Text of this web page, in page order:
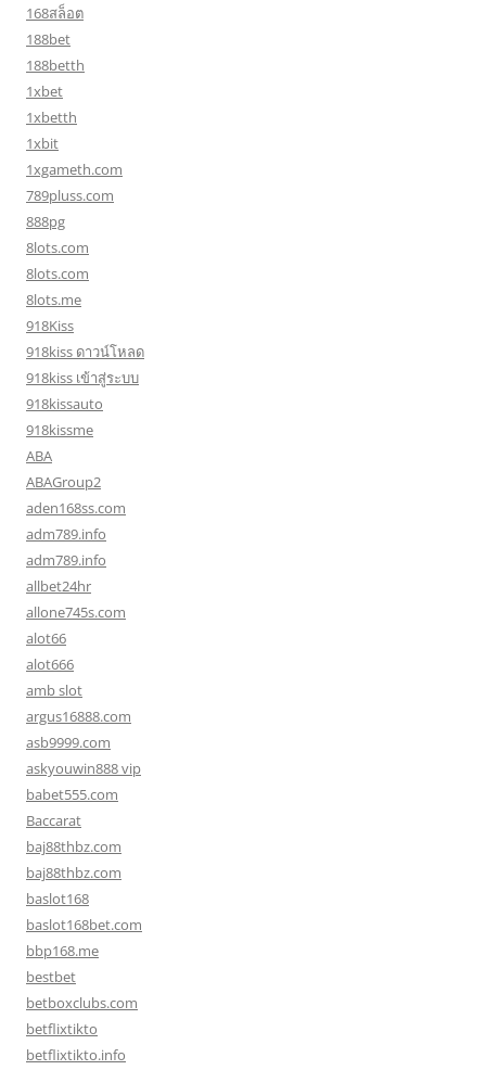
168สล็อต
188bet
188betth
1xbet
1xbetth
1xbit
1xgameth.com
789pluss.com
888pg
8lots.com
8lots.com
8lots.me
918Kiss
918kiss ดาวน์โหลด
918kiss เข้าสู่ระบบ
918kissauto
918kissme
ABA
ABAGroup2
aden168ss.com
adm789.info
adm789.info
allbet24hr
allone745s.com
alot66
alot666
amb slot
argus16888.com
asb9999.com
askyouwin888 vip
babet555.com
Baccarat
baj88thbz.com
baj88thbz.com
baslot168
baslot168bet.com
bbp168.me
bestbet
betboxclubs.com
betflixtikto
betflixtikto.info